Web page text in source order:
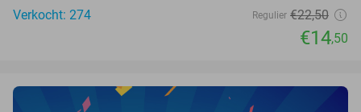
Verkocht: 274
Regulier €22,50
€14,50